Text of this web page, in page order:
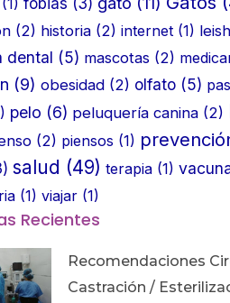
(2) historia (2) internet (1)
dental (5) mascotas (2)
(9) obesidad (2) olfato (5)
pelo (6) peluquería canina (2)
(2) piensos (1)
salud (49) terapia (1)
(1) viajar (1)
Recientes
Recomendaciones
Castración /